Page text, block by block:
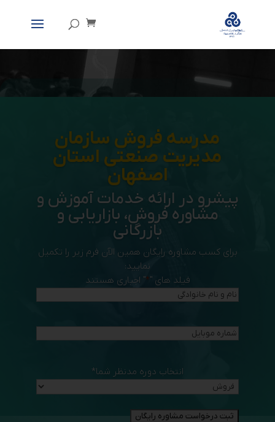
مدرسه فروش سازمان
مدیریت صنعتی استان
اصفهان
پیشرو در ارائه خدمات آموزش و
مشاوره فروش، بازاریابی و
بازرگانی
برای کسب مشاوره رایگان همین الآن فرم زیر را تکمیل
نمایید:
فیلد های "*" اجباری هستند
انتخاب دوره مدنظر شما*